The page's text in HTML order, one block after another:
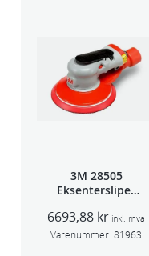
3M 28505
Eksentersliper
2,5mm slag
75mm
6693,88 kr inkl. mva
Varenummer: 81963